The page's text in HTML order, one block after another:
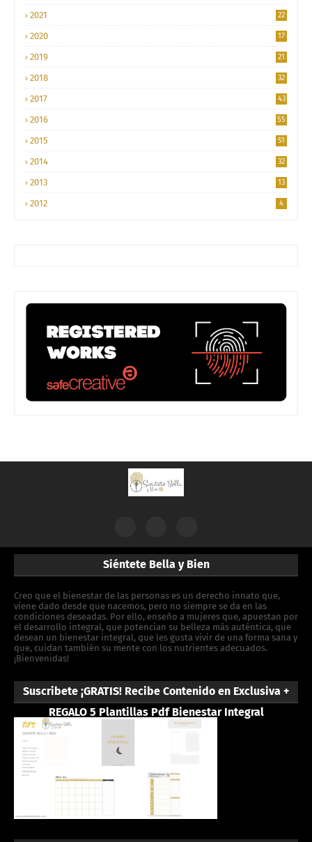
2021 22
2020 17
2019 21
2018 32
2017 43
2016 55
2015 51
2014 32
2013 13
2012 4
Siéntete Bella y Bien
Creo que el bienestar de las personas es un derecho innato que,
viene dado desde que nacemos, pero no siempre se da en las
condiciones deseadas. Por ello, enseño a mujeres que, apuestan por
el desarrollo integral, que potencian su belleza más auténtica, que
desean un bienestar integral, que les gusta vivir de una forma sana y
que, cuidan también su mente con los nutrientes adecuados.
¡Bienvenidas!
Suscribete ¡GRATIS! Recibe Contenido en Exclusiva +
REGALO 5 Plantillas Pdf Bienestar Integral